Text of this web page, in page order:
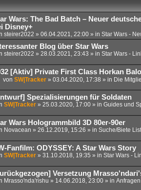
Wars: The Bad Batch – Neuer
Disney+
steirer2022 » 06.04.2021, 22:00 » in Star Wars -
Blog über Star Wars
steirer2022 » 28.03.2021, 23:43 » in Star Wars -
[Aktiv] Private First Class Horkan
von SW|Tracker» 03.04.2020, 17:38 » in Die
Spezialisierungen für Soldaten
SW|Tracker» 25.03.2020, 17:00 » in Guides und
Wars Hologrammbild 3D 80er-90er
Novacean » 26.12.2019, 15:26 » in Suche/Biete
Fanfilm: ODYSSEY: A Star Wars Story
SW|Tracker» 31.10.2018, 19:35 » in Star Wars -
Versetzung
Mrasso'nda'rishu » 14.06.2018, 23:00 » in